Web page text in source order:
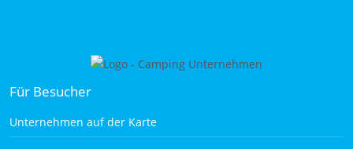
Für Besucher
Unternehmen auf der Karte